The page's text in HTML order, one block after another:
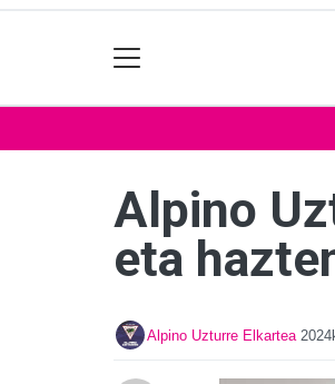
Alpino
eta
Alpino Uzturre Elkartea